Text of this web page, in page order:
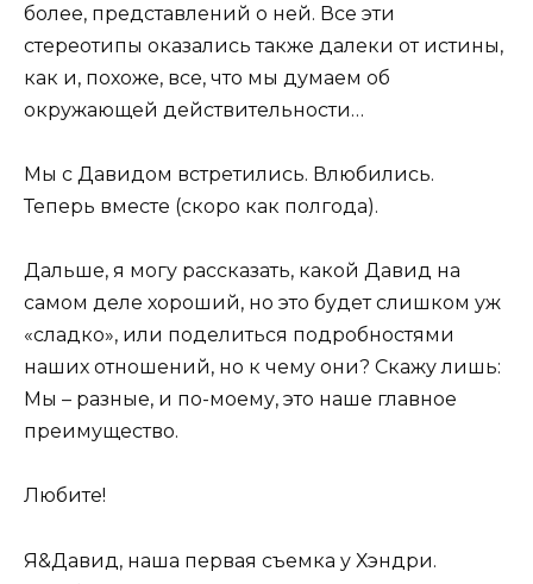
более, представлений о ней. Все эти
стереотипы оказались также далеки от истины,
как и, похоже, все, что мы думаем об
окружающей действительности…
Мы с Давидом встретились. Влюбились.
Теперь вместе (скоро как полгода).
Дальше, я могу рассказать, какой Давид на
самом деле хороший, но это будет слишком уж
«сладко», или поделиться подробностями
наших отношений, но к чему они? Скажу лишь:
Мы – разные, и по-моему, это наше главное
преимущество.
Любите!
Я&Давид, наша первая съемка у Хэндри.